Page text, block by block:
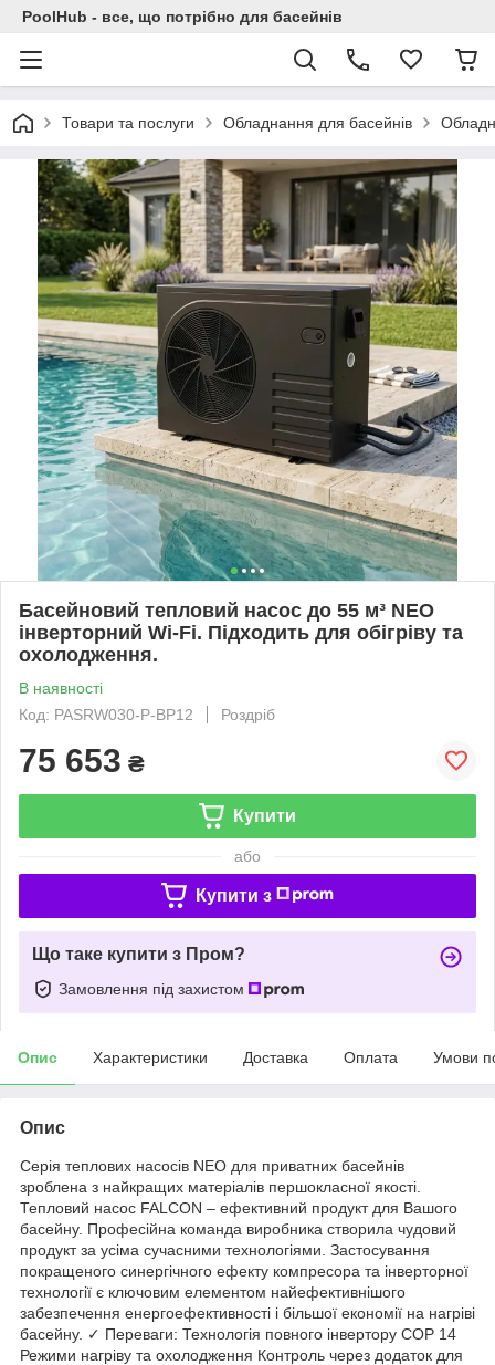
PoolHub - все, що потрібно для басейнів
Товари та послуги Обладнання для басейнів
Басейновий тепловий насос до 55 м³ NEO
інверторний Wi-Fi. Підходить для обігріву та
охолодження.
В наявності
Код: PASRW030-P-BP12
Роздріб
75 653 ₴
Купити
або
Купити з
Що таке купити з Пром?
Замовлення під захистом
Опис Характеристики Доставка Оплата Умови
Опис
Серія теплових насосів NEO для приватних басейнів
зроблена з найкращих матеріалів першокласної якості.
Тепловий насос FALCON – ефективний продукт для Вашого
басейну. Професійна команда виробника створила чудовий
продукт за усіма сучасними технологіями. Застосування
покращеного синергічного ефекту компресора та інверторної
технології є ключовим елементом найефективнішого
забезпечення енергоефективності і більшої економії на нагріві
басейну. ✓ Переваги: Технологія повного інвертору COP 14
Режими нагріву та охолодження Контроль через додаток для